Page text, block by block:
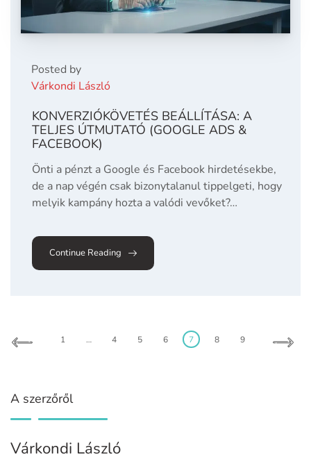
Posted by
Várkondi László
KONVERZIÓKÖVETÉS BEÁLLÍTÁSA: A
TELJES ÚTMUTATÓ (GOOGLE ADS &
FACEBOOK)
Önti a pénzt a Google és Facebook hirdetésekbe,
de a nap végén csak bizonytalanul tippelgeti, hogy
melyik kampány hozta a valódi vevőket?…
Continue Reading
1 … 4 5 6 7 8 9
A szerzőről
Várkondi László